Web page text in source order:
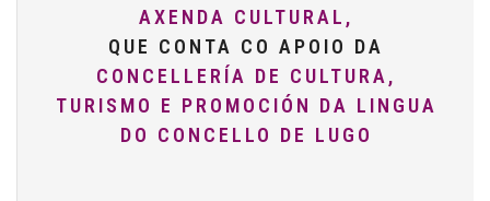
AXENDA CULTURAL,
QUE CONTA CO APOIO DA
CONCELLERÍA DE CULTURA,
TURISMO E PROMOCIÓN DA LINGUA
DO CONCELLO DE LUGO